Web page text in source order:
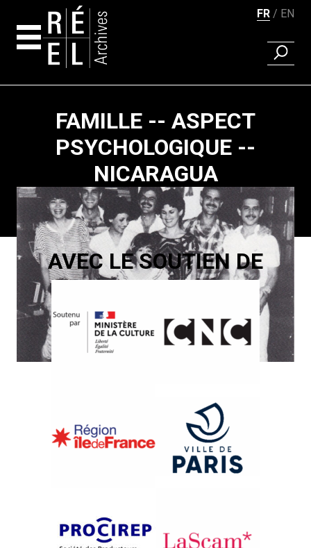
FR EN
FAMILLE -- ASPECT
PSYCHOLOGIQUE --
NICARAGUA
LIVING AT RISK
Alfred Guzzetti
Susan Meiselas
Richard Rogers
Pagination
AVEC LE SOUTIEN DE